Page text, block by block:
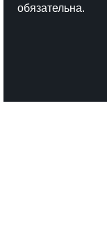
обязательна.